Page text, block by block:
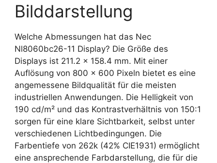
Bilddarstellung
Welche Abmessungen hat das Nec
Nl8060bc26-11 Display? Die Größe des
Displays ist 211.2 x 158.4 mm. Mit einer
Auflösung von 800 x 600 Pixeln bietet es eine
angemessene Bildqualität für die meisten
industriellen Anwendungen. Die Helligkeit von
190 cd/m² und das Kontrastverhältnis von 150:1
sorgen für eine klare Sichtbarkeit, selbst unter
verschiedenen Lichtbedingungen. Die
Farbentiefe von 262k (42% CIE1931) ermöglicht
eine ansprechende Farbdarstellung, die für die